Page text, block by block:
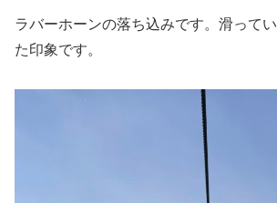
ラバーホーンの落ち込みです。滑って
た印象です。